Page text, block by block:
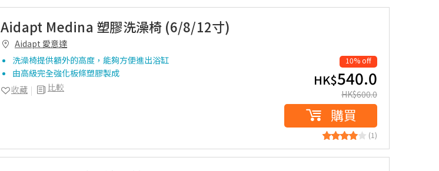
Aidapt Medina 塑膠洗澡椅 (6/8/12寸)
Aidapt 愛意達
洗澡椅提供額外的高度，能夠方便進出浴缸
由高級完全強化板條塑膠製成
比較
收藏
10% off
HK$540.0
HK$600.0
購買
(1)